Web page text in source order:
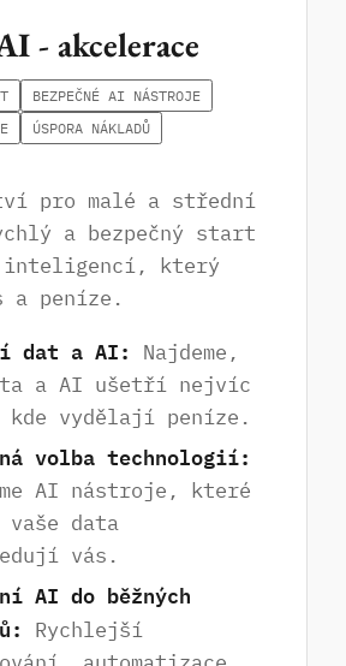
- akcelerace
BEZPEČNÉ AI NÁSTROJE
ÚSPORA NÁKLADŮ
pro malé a střední
a bezpečný start
inteligencí, který
a peníze.
dat a AI:
Najdeme,
a AI ušetří nejvíc
kde vydělají peníze.
volba technologií:
AI nástroje, které
data
vás.
AI do běžných
Rychlejší